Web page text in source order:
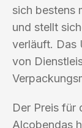
sich bestens
und stellt
verläuft. Das
von
Der Preis für
Alcobendas